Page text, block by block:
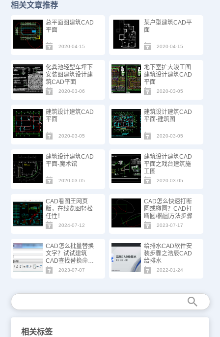
相关文章推荐
总平面图建筑CAD
平面
2020-04-15
某户型建筑CAD平
面
2020-04-15
化粪池轻型车坪下
安装图建筑设计建
筑CAD平面
2020-03-06
地下室扩大竣工图
建筑设计建筑CAD
平面
2020-03-05
建筑设计建筑CAD
平面
2020-03-05
建筑设计建筑CAD
平面-建筑图
2020-03-05
建筑设计建筑CAD
平面-魔术馆
2020-03-05
建筑设计建筑CAD
平面之戏台建筑施
工图
2020-03-05
CAD看图王网页
版，在线览图轻松
任性！
2024-07-12
CAD怎么快速打断
圆或椭圆？CAD打
断圆/椭圆方法步骤
2023-07-17
CAD怎么批量替换
文字？试试建筑
CAD查找替换命
令！
2023-07-07
给排水CAD软件安
装步骤之浩辰CAD
给排水
2022-01-24
相关标签